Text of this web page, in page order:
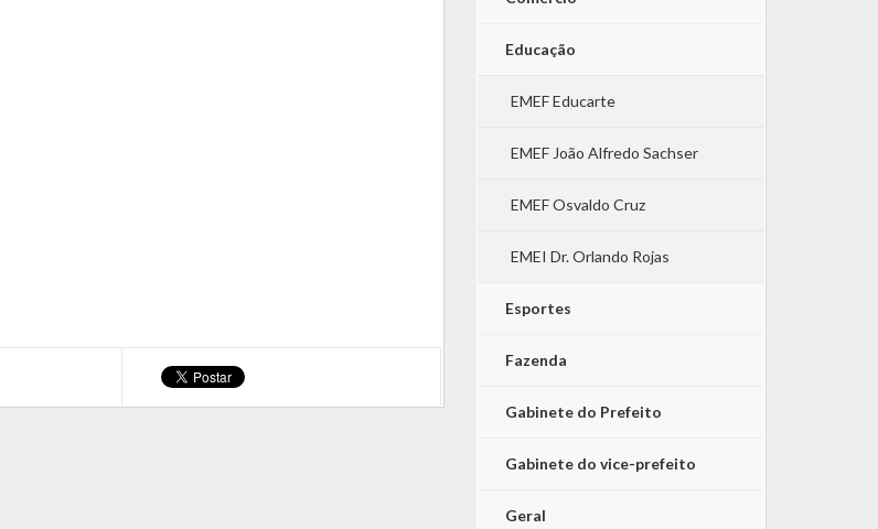
Educação
EMEF Educarte
EMEF João Alfredo Sachser
EMEF Osvaldo Cruz
EMEI Dr. Orlando Rojas
Esportes
Fazenda
Gabinete do Prefeito
Gabinete do vice-prefeito
Geral